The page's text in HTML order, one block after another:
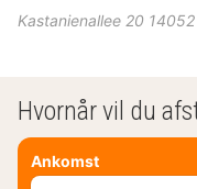
Kastanienallee 20 14052
Hvornår vil du
Ankomst